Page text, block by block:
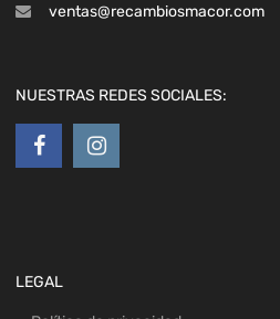
ventas@recambiosmacor.com
NUESTRAS REDES SOCIALES:
LEGAL